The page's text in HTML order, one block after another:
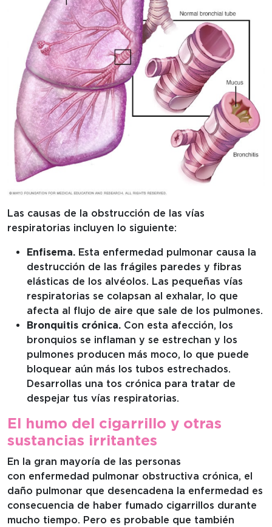
Las causas de la obstrucción de las vías
respiratorias incluyen lo siguiente:
Enfisema. Esta enfermedad pulmonar causa la
destrucción de las frágiles paredes y fibras
elásticas de los alvéolos. Las pequeñas vías
respiratorias se colapsan al exhalar, lo que
afecta al flujo de aire que sale de los pulmones.
Bronquitis crónica. Con esta afección, los
bronquios se inflaman y se estrechan y los
pulmones producen más moco, lo que puede
bloquear aún más los tubos estrechados.
Desarrollas una tos crónica para tratar de
despejar tus vías respiratorias.
El humo del cigarrillo y otras
sustancias irritantes
En la gran mayoría de las personas
con enfermedad pulmonar obstructiva crónica, el
daño pulmonar que desencadena la enfermedad es
consecuencia de haber fumado cigarrillos durante
mucho tiempo. Pero es probable que también